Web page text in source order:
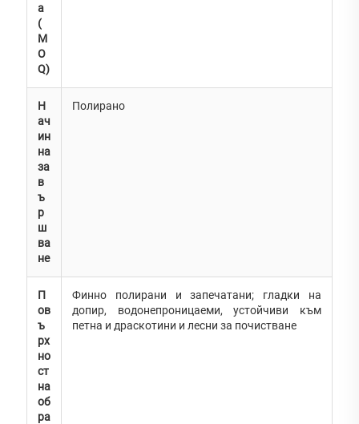
а
(
M
O
Q)
Н
ач
ин
на
за
в
ъ
р
ш
ва
не
Полирано
П
ов
ъ
рх
но
ст
на
об
ра
Финно полирани и запечатани; гладки на
допир, водонепроницаеми, устойчиви към
петна и драскотини и лесни за почистване